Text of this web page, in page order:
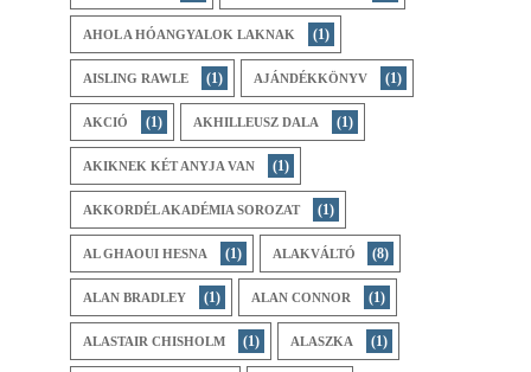
AHOL A HÓANGYALOK LAKNAK (1)
AISLING RAWLE (1) AJÁNDÉKKÖNYV (1)
AKCIÓ (1) AKHILLEUSZ DALA (1)
AKIKNEK KÉT ANYJA VAN (1)
AKKORDÉL AKADÉMIA SOROZAT (1)
AL GHAOUI HESNA (1) ALAKVÁLTÓ (8)
ALAN BRADLEY (1) ALAN CONNOR (1)
ALASTAIR CHISHOLM (1) ALASZKA (1)